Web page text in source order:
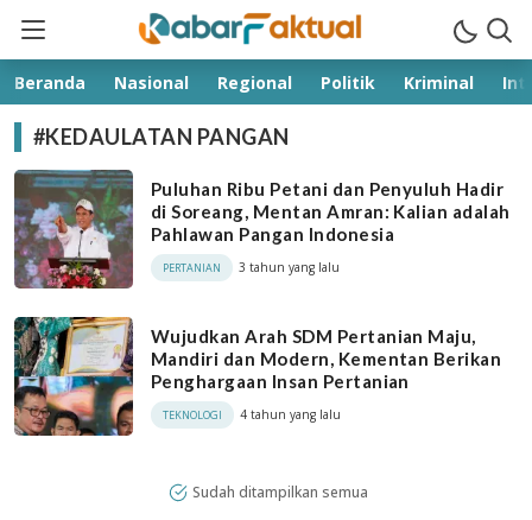
kabarfaktual.com
Terpercaya
Beranda Nasional Regional Politik Kriminal
#KEDAULATAN PANGAN
Puluhan Ribu Petani dan Penyuluh Hadir
di Soreang, Mentan Amran: Kalian adalah
Pahlawan Pangan Indonesia
PERTANIAN 3 tahun yang lalu
Wujudkan Arah SDM Pertanian Maju,
Mandiri dan Modern, Kementan Berikan
Penghargaan Insan Pertanian
TEKNOLOGI 4 tahun yang lalu
Sudah ditampilkan semua